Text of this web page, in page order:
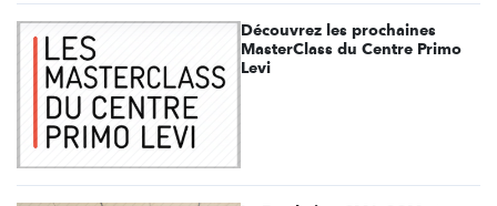
Découvrez les prochaines
MasterClass du Centre Primo
Levi